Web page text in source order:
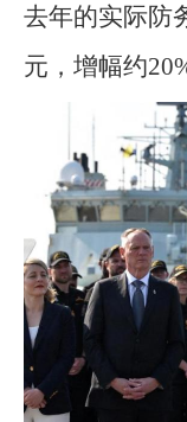
去年的实际防
元，增幅约